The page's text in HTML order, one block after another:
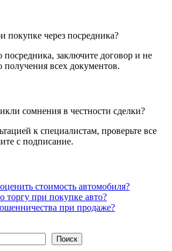
покупке через посредника?
заключите договор и не
получения всех документов.
сомнения в честности сделки?
к специалистам, проверьте все
с подписание.
стоимость автомобиля?
торгу при покупке авто?
при продаже?
Поиск